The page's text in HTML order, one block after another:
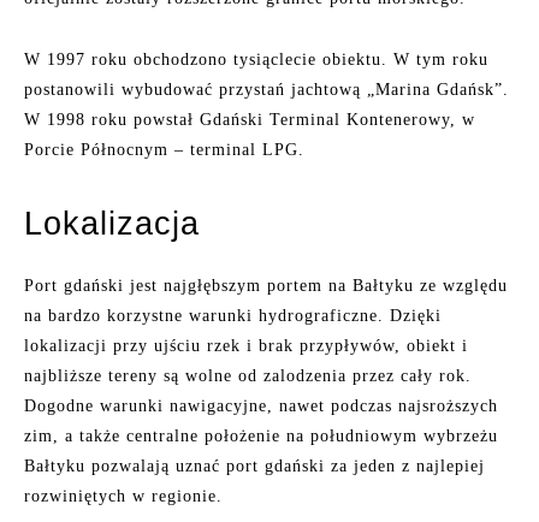
W 1997 roku obchodzono tysiąclecie obiektu. W tym roku
postanowili wybudować przystań jachtową „Marina Gdańsk”.
W 1998 roku powstał Gdański Terminal Kontenerowy, w
Porcie Północnym – terminal LPG.
Lokalizacja
Port gdański jest najgłębszym portem na Bałtyku ze względu
na bardzo korzystne warunki hydrograficzne. Dzięki
lokalizacji przy ujściu rzek i brak przypływów, obiekt i
najbliższe tereny są wolne od zalodzenia przez cały rok.
Dogodne warunki nawigacyjne, nawet podczas najsroższych
zim, a także centralne położenie na południowym wybrzeżu
Bałtyku pozwalają uznać port gdański za jeden z najlepiej
rozwiniętych w regionie.